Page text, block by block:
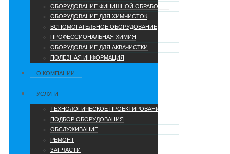
ОБОРУДОВАНИЕ ФИНИШНОЙ ОБРАБОТКИ
ОБОРУДОВАНИЕ ДЛЯ ХИМЧИСТОК
ВСПОМОГАТЕЛЬНОЕ ОБОРУДОВАНИЕ
ПРОФЕССИОНАЛЬНАЯ ХИМИЯ
ОБОРУДОВАНИЕ ДЛЯ АКВАЧИСТКИ
ПОЛЕЗНАЯ ИНФОРМАЦИЯ
О КОМПАНИИ
УCЛУГИ
ТЕХНОЛОГИЧЕСКОЕ ПРОЕКТИРОВАНИЕ
ПОДБОР ОБОРУДОВАНИЯ
ОБСЛУЖИВАНИЕ
РЕМОНТ
ЗАПЧАСТИ